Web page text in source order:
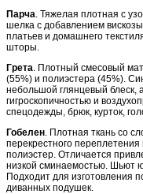
Парча. Тяжелая плотная с
шелка с добавлением
платьев и домашнего
шторы.
Грета. Плотный смесовый
(55%) и полиэстера (45%).
небольшой глянцевый блеск,
гигроскопичностью и
спецодежды, брюк, курток,
Гобелен. Плотная ткань со
перекрестного
полиэстер. Отличается
низкой сминаемостью. Шьют
Подходит для изготовления
диванных подушек.